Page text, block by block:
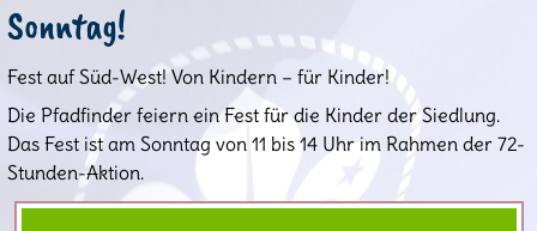
Sonntag!
Fest auf Süd-West! Von Kindern – für Kinder!
Die Pfadfinder feiern ein Fest für die Kinder der Siedlung.
Das Fest ist am Sonntag von 11 bis 14 Uhr im Rahmen der 72-
Stunden-Aktion.